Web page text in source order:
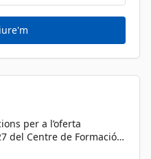
per a l’oferta
del Centre de Formació